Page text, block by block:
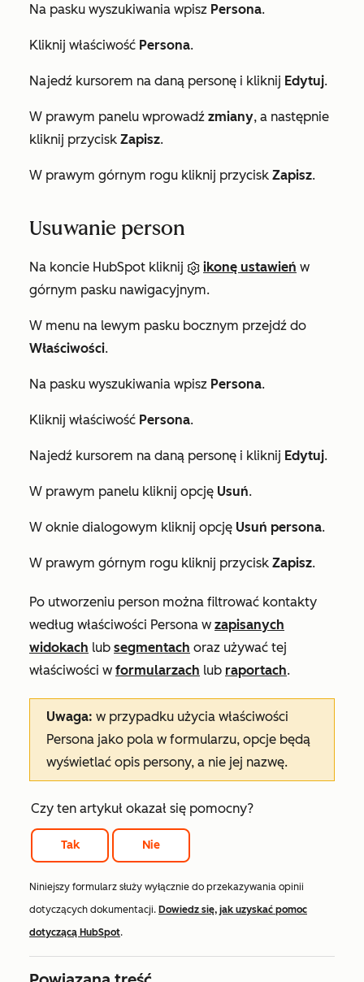
Na pasku wyszukiwania wpisz Persona.
Kliknij właściwość Persona.
Najedź kursorem na daną personę i kliknij Edytuj.
W prawym panelu wprowadź zmiany, a następnie
kliknij przycisk Zapisz.
W prawym górnym rogu kliknij przycisk Zapisz.
Usuwanie person
Na koncie HubSpot kliknij ikonę ustawień w
górnym pasku nawigacyjnym.
W menu na lewym pasku bocznym przejdź do
Właściwości.
Na pasku wyszukiwania wpisz Persona.
Kliknij właściwość Persona.
Najedź kursorem na daną personę i kliknij Edytuj.
W prawym panelu kliknij opcję Usuń.
W oknie dialogowym kliknij opcję Usuń persona.
W prawym górnym rogu kliknij przycisk Zapisz.
Po utworzeniu person można filtrować kontakty
według właściwości Persona w zapisanych
widokach lub segmentach oraz używać tej
właściwości w formularzach lub raportach.
Uwaga: w przypadku użycia właściwości
Persona jako pola w formularzu, opcje będą
wyświetlać opis persony, a nie jej nazwę.
Czy ten artykuł okazał się pomocny?
Tak Nie
Niniejszy formularz służy wyłącznie do przekazywania opinii
dotyczących dokumentacji. Dowiedz się, jak uzyskać pomoc
dotyczącą HubSpot.